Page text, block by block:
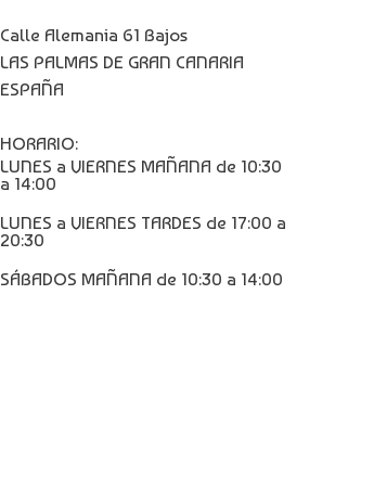
Calle Alemania 61 Bajos
LAS PALMAS DE GRAN CANARIA
ESPAÑA
HORARIO:
LUNES a VIERNES MAÑANA de 10:30
a 14:00
LUNES a VIERNES TARDES de 17:00 a
20:30
SÁBADOS MAÑANA de 10:30 a 14:00